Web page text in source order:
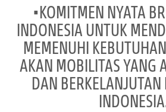
•KOMITMEN NYATA
INDONESIA UNTUK
MEMENUHI
AKAN MOBILITAS YANG
DAN